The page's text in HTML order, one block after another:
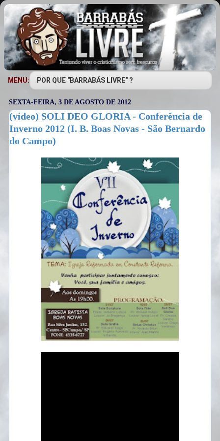
MENU:
SEXTA-FEIRA, 3 DE AGOSTO DE 2012
(vídeo) SOLI DEO GLORIA - Conferência de
Inverno 2012 (I. B. Boas Novas - São Bernardo
do Campo)